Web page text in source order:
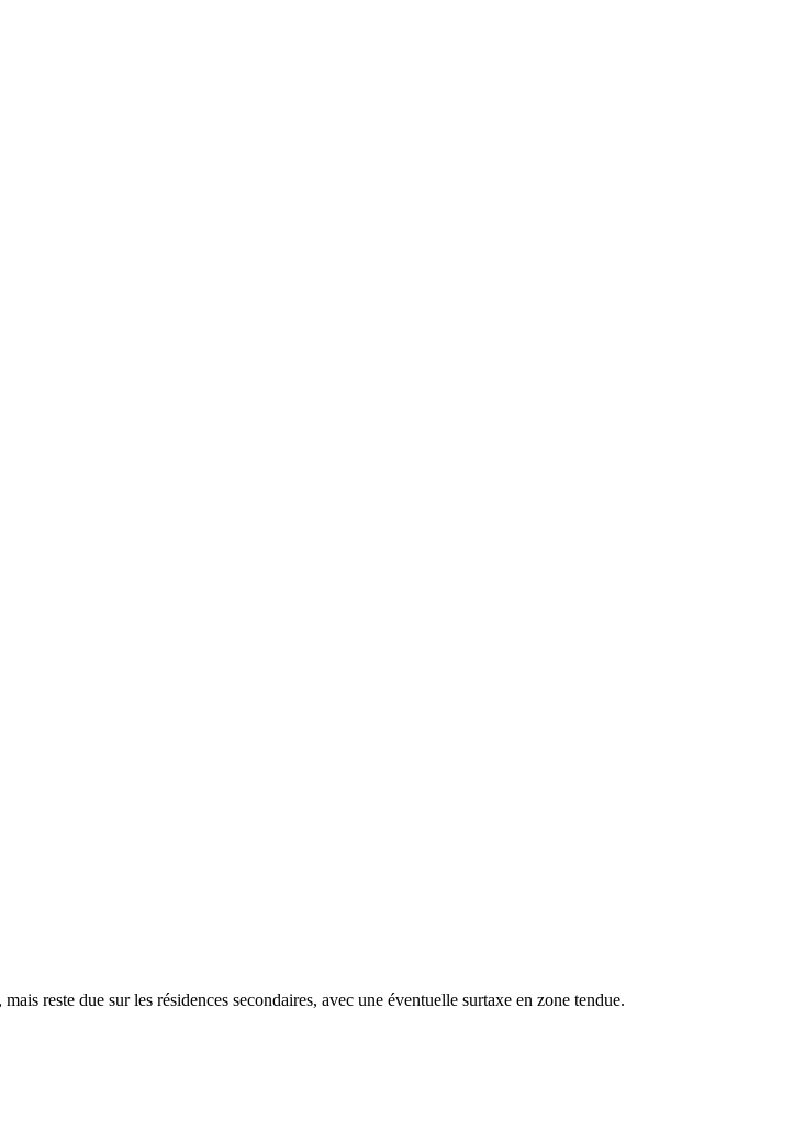
reste due sur les résidences secondaires, avec une éventuelle surtaxe en zone tendue.